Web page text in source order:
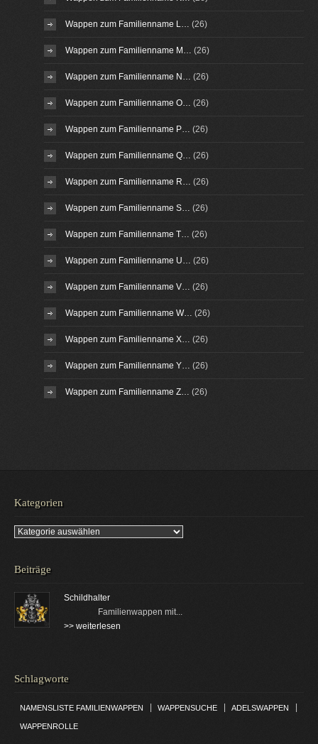
Wappen zum Familienname L… (26)
Wappen zum Familienname M… (26)
Wappen zum Familienname N… (26)
Wappen zum Familienname O… (26)
Wappen zum Familienname P… (26)
Wappen zum Familienname Q… (26)
Wappen zum Familienname R… (26)
Wappen zum Familienname S… (26)
Wappen zum Familienname T… (26)
Wappen zum Familienname U… (26)
Wappen zum Familienname V… (26)
Wappen zum Familienname W… (26)
Wappen zum Familienname X… (26)
Wappen zum Familienname Y… (26)
Wappen zum Familienname Z… (26)
Kategorien
Kategorien
Beiträge
Schildhalter
Familienwappen mit...
>> weiterlesen
Schlagworte
NAMENSLISTE FAMILIENWAPPEN WAPPENSUCHE ADELSWAPPEN
WAPPENROLLE